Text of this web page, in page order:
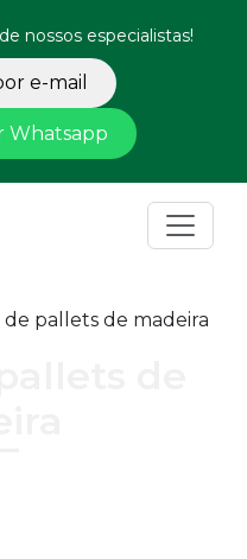
nossos especialistas!
e-mail
Whatsapp
de pallets de madeira